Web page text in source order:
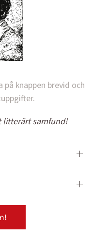
knappen brevid och
litterärt samfund!